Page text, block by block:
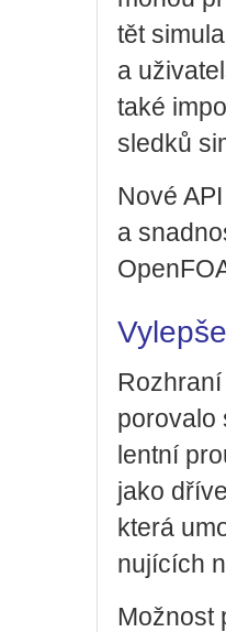
tět
a
také
sled­ků
Nové
a
po­ro­va­lo
lent­ní
jako
která
nu­jí­cích
Mož­nost